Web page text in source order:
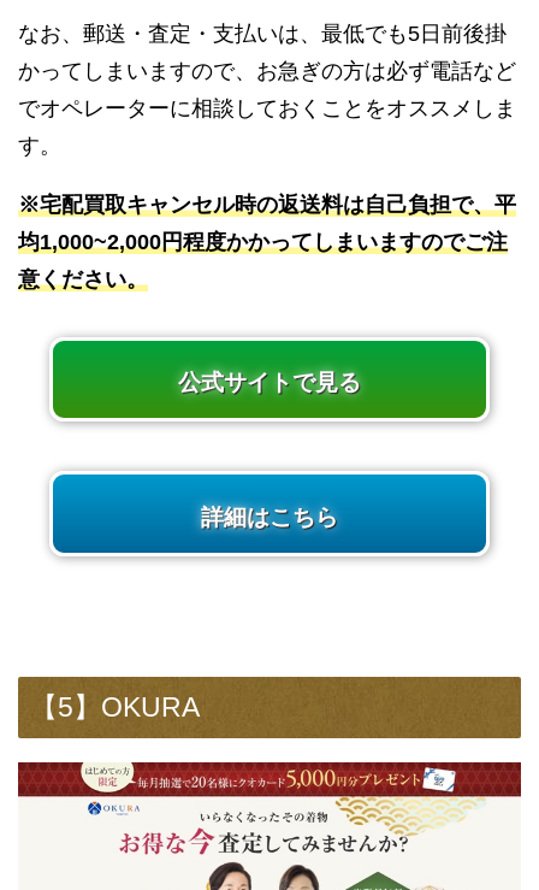
なお、郵送・査定・支払いは、最低でも5日前後掛
かってしまいますので、お急ぎの方は必ず電話など
でオペレーターに相談しておくことをオススメしま
す。
※宅配買取キャンセル時の返送料は自己負担で、平
均1,000~2,000円程度かかってしまいますのでご注
意ください。
公式サイトで見る
詳細はこちら
【5】OKURA